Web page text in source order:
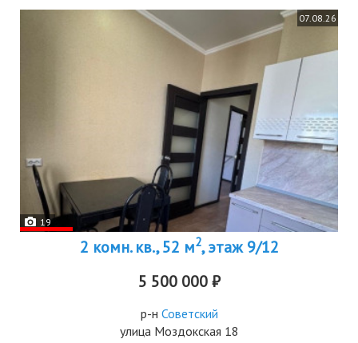
07.08.26
19
2 комн. кв., 52 м2, этаж 9/12
5 500 000 ₽
р-н Советский
улица Моздокская 18